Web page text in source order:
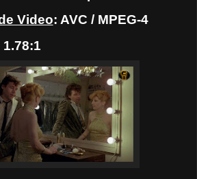
Video: AVC / MPEG-4
1.78:1